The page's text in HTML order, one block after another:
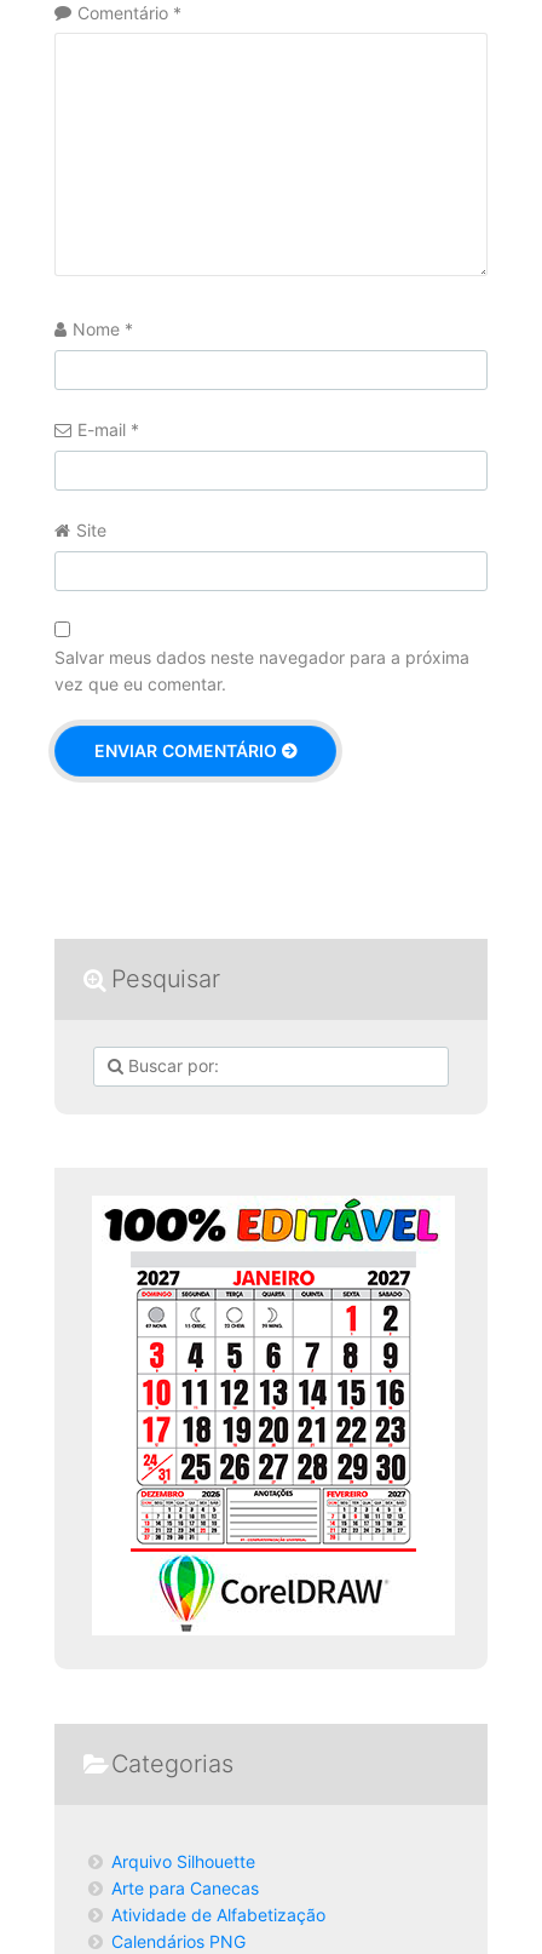
Comentário *
Nome *
E-mail *
Site
Salvar meus dados neste navegador para a próxima
vez que eu comentar.
Pesquisar
Categorias
Arquivo Silhouette
Arte para Canecas
Atividade de Alfabetização
Calendários PNG